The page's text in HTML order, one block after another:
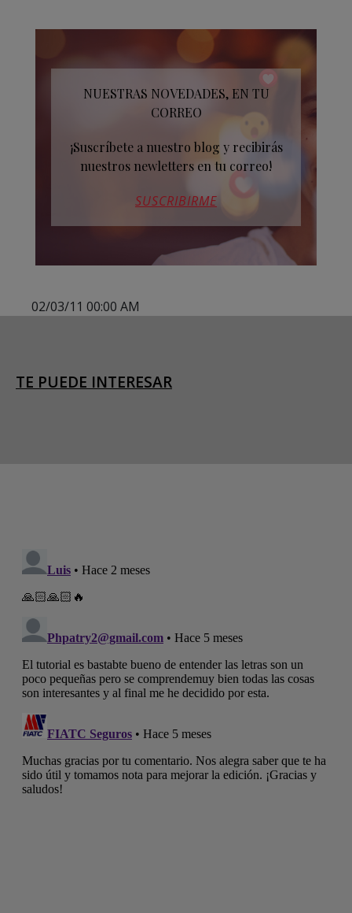
NUESTRAS NOVEDADES, EN TU
CORREO
¡Suscríbete a nuestro blog y recibirás
nuestros newletters en tu correo!
SUSCRIBIRME
02/03/11 00:00 AM
TE PUEDE INTERESAR